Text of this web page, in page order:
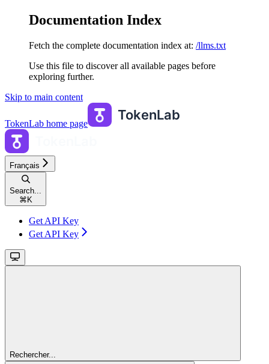
Documentation Index
Fetch the complete documentation index at: /llms.txt
Use this file to discover all available pages before
exploring further.
Skip to main content
TokenLab home page
Français
Search...
⌘ K
Get API Key
Get API Key
Rechercher...